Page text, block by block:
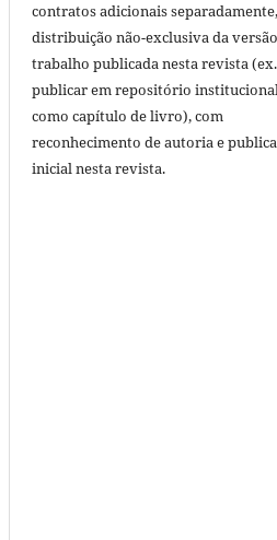
contratos adicionais
distribuição não-exclusiva da
trabalho publicada nesta revista
publicar em repositório
como capítulo de livro), com
reconhecimento de autoria e
inicial nesta revista.